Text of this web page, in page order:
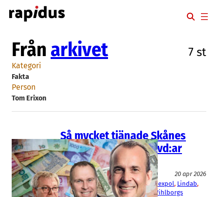
Hoppa
till
Från arkivet 7 st
Kategori
Fakta
Person
Tom Erixon
Så mycket tjänade Skånes
högst betalda börs-vd:ar
2025
Fakta
20 apr 2026
AAK, Alfa Laval, Beijer Ref, Boozt, Hexpol, Lindab
Nolato, Peab, Thule, Trelleborg, Wihlborgs